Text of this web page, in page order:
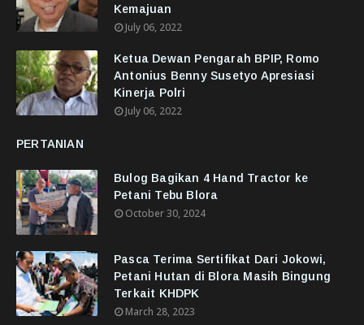
Kemajuan
July 06, 2022
Ketua Dewan Pengarah BPIP, Romo
Antonius Benny Susetyo Apresiasi
Kinerja Polri
July 06, 2022
PERTANIAN
Bulog Bagikan 4 Hand Tractor ke
Petani Tebu Blora
October 30, 2024
Pasca Terima Sertifikat Dari Jokowi,
Petani Hutan di Blora Masih Bingung
Terkait KHDPK
March 28, 2023